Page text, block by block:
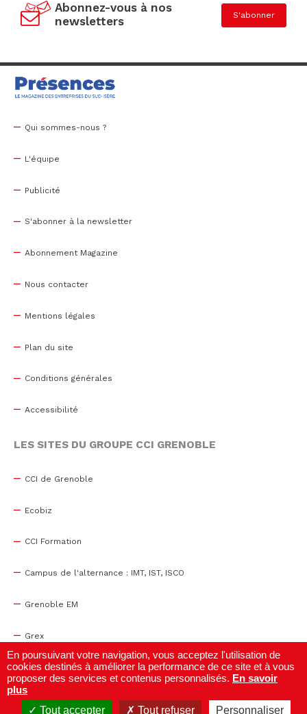
Abonnez-vous à nos
newsletters
S'abonner
Qui sommes-nous ?
L'équipe
Publicité
S'abonner à la newsletter
Abonnement Magazine
Nous contacter
Mentions légales
Plan du site
Conditions générales
Accessibilité
LES SITES DU GROUPE CCI GRENOBLE
CCI de Grenoble
Ecobiz
CCI Formation
Campus de l'alternance : IMT, IST, ISCO
Grenoble EM
Grex
WTC Grenoble
Centre de congrès
En poursuivant votre navigation, vous acceptez l'utilisation de
cookies destinés à améliorer la performance de ce site et à vous
proposer des services et contenus personnalisés. En savoir
plus
Tout accepter
Tout refuser Personnaliser